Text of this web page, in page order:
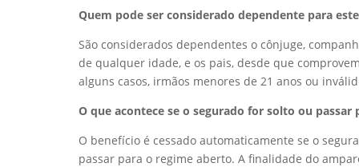
Quem pode ser considerado dependente para
São considerados dependentes o cônjuge,
de qualquer idade, e os pais, desde que
alguns casos, irmãos menores de 21 anos ou
O que acontece se o segurado for solto ou passar
O benefício é cessado automaticamente se o
passar para o regime aberto. A finalidade do